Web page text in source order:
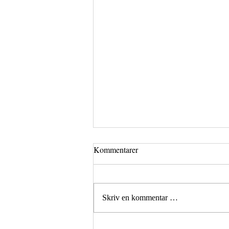
Kommentarer
Skriv en kommentar …